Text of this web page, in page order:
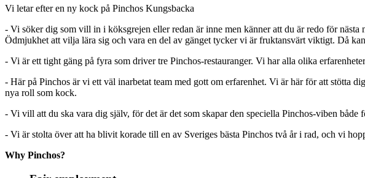
Vi letar efter en ny kock på Pinchos Kungsbacka
- Vi söker dig som vill in i köksgrejen eller redan är inne men känner att du är redo för
Ödmjukhet att vilja lära sig och vara en del av gänget tycker vi är fruktansvärt viktigt. Då
- Vi är ett tight gäng på fyra som driver tre Pinchos-restauranger. Vi har alla olika
- Här på Pinchos är vi ett väl inarbetat team med gott om erfarenhet. Vi är här för att
nya roll som kock.
- Vi vill att du ska vara dig själv, för det är det som skapar den speciella Pinchos-viben både
- Vi är stolta över att ha blivit korade till en av Sveriges bästa Pinchos två år i rad, och vi
Why Pinchos?